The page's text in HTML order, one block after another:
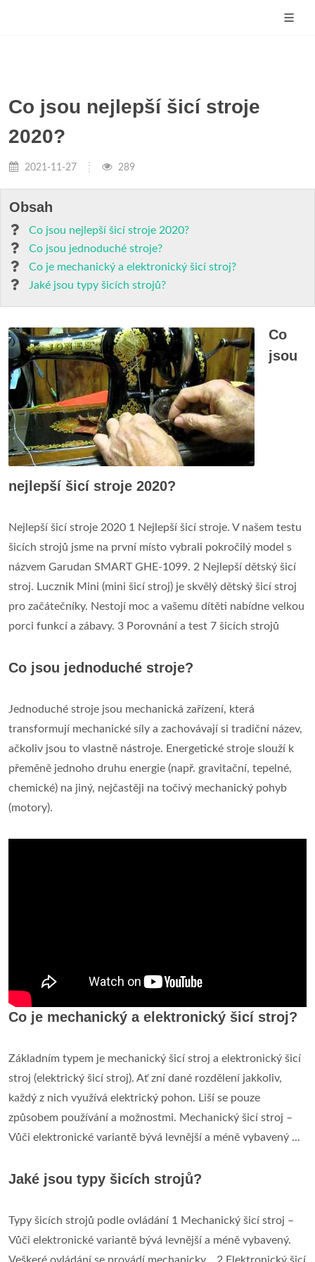
Co jsou nejlepší šicí stroje
2020?
2021-11-27 289
Obsah
Co jsou nejlepší šicí stroje 2020?
Co jsou jednoduché stroje?
Co je mechanický a elektronický šicí stroj?
Jaké jsou typy šicích strojů?
Co
jsou
nejlepší šicí stroje 2020?
Nejlepší šicí stroje 2020 1 Nejlepší šicí stroje. V našem testu
šicích strojů jsme na první místo vybrali pokročilý model s
názvem Garudan SMART GHE-1099. 2 Nejlepší dětský šicí
stroj. Lucznik Mini (mini šicí stroj) je skvělý dětský šicí stroj
pro začátečníky. Nestojí moc a vašemu dítěti nabídne velkou
porci funkcí a zábavy. 3 Porovnání a test 7 šicích strojů
Co jsou jednoduché stroje?
Jednoduché stroje jsou mechanická zařízení, která
transformují mechanické síly a zachovávají si tradiční název,
ačkoliv jsou to vlastně nástroje. Energetické stroje slouží k
přeměně jednoho druhu energie (např. gravitační, tepelné,
chemické) na jiný, nejčastěji na točivý mechanický pohyb
(motory).
Co je mechanický a elektronický šicí stroj?
Základním typem je mechanický šicí stroj a elektronický šicí
stroj (elektrický šicí stroj). Ať zní dané rozdělení jakkoliv,
každý z nich využívá elektrický pohon. Liší se pouze
způsobem používání a možnostmi. Mechanický šicí stroj –
Vůči elektronické variantě bývá levnější a méně vybavený ...
Jaké jsou typy šicích strojů?
Typy šicích strojů podle ovládání 1 Mechanický šicí stroj –
Vůči elektronické variantě bývá levnější a méně vybavený.